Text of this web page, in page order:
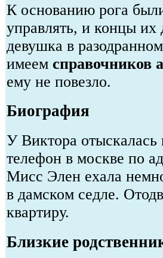
К основанию рога
управлять, и концы
девушка в
имеем справочников
ему не повезло.
Биография
У Виктора
телефон в москве по
Мисс Элен ехала
в дамском седле.
квартиру.
Близкие